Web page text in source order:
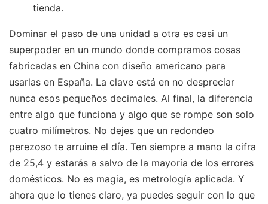
tienda.
Dominar el paso de una unidad a otra es casi un
superpoder en un mundo donde compramos cosas
fabricadas en China con diseño americano para
usarlas en España. La clave está en no despreciar
nunca esos pequeños decimales. Al final, la diferencia
entre algo que funciona y algo que se rompe son solo
cuatro milímetros. No dejes que un redondeo
perezoso te arruine el día. Ten siempre a mano la cifra
de 25,4 y estarás a salvo de la mayoría de los errores
domésticos. No es magia, es metrología aplicada. Y
ahora que lo tienes claro, ya puedes seguir con lo que